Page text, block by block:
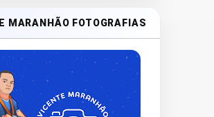
MARANHÃO FOTOGRAFIAS